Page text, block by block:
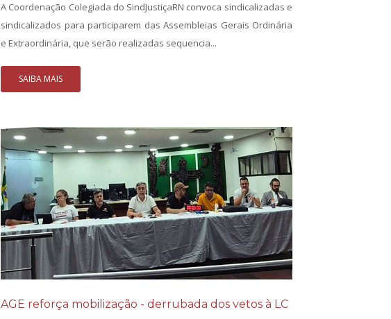
A Coordenação Colegiada do SindJustiçaRN convoca sindicalizadas e
sindicalizados para participarem das Assembleias Gerais Ordinária
e Extraordinária, que serão realizadas sequencia...
SAIBA MAIS
AGE reforça mobilização - derrubada dos vetos à LC